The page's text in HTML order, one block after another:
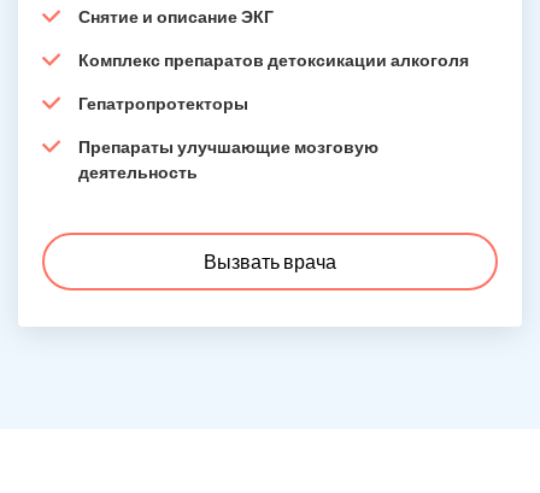
Снятие и описание ЭКГ
Комплекс препаратов детоксикации алкоголя
Гепатропротекторы
Препараты улучшающие мозговую
деятельность
Вызвать врача